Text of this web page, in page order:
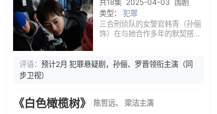
共18集 2025-04-03
国剧
类型： 犯罪
三合刑侦队的女警官韩青（孙俪
饰）在与她合作多年的默契搭档
案出现和实习警员林嘉嘉（丁冠
评语： 预计2月 犯罪悬疑剧，孙俪、罗晋领衔主演（同
步卫视）
《白色橄榄树》
陈哲远、 梁洁主演